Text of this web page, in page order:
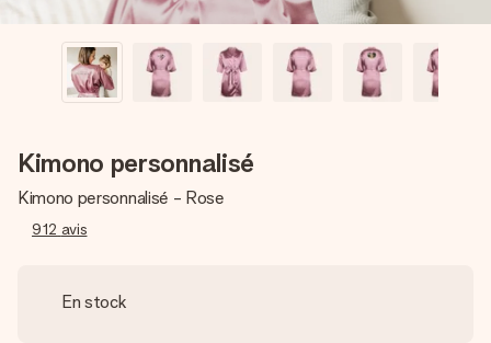
Kimono personnalisé
Kimono personnalisé - Rose
912 avis
En stock